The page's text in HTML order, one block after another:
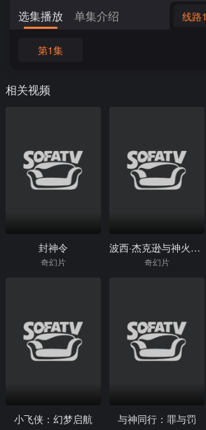
选集播放 单集介绍 线路1
第1集
相关视频
封神令
奇幻片
波西·杰克逊与神火之盗
奇幻片
小飞侠：幻梦启航 与神同行：罪与罚